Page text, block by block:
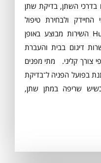
בדרכי השתן, בדיקת שתן
החיידק ולבחירת טיפול
אנטיביוטי מושכל. ב-Human Test השירות מבוצע באופן
דיגום בבית והעברת
צורך קליני. מתי מפנים
בפועל הפניה ל־בדיקת
שריפה במתן שתן,